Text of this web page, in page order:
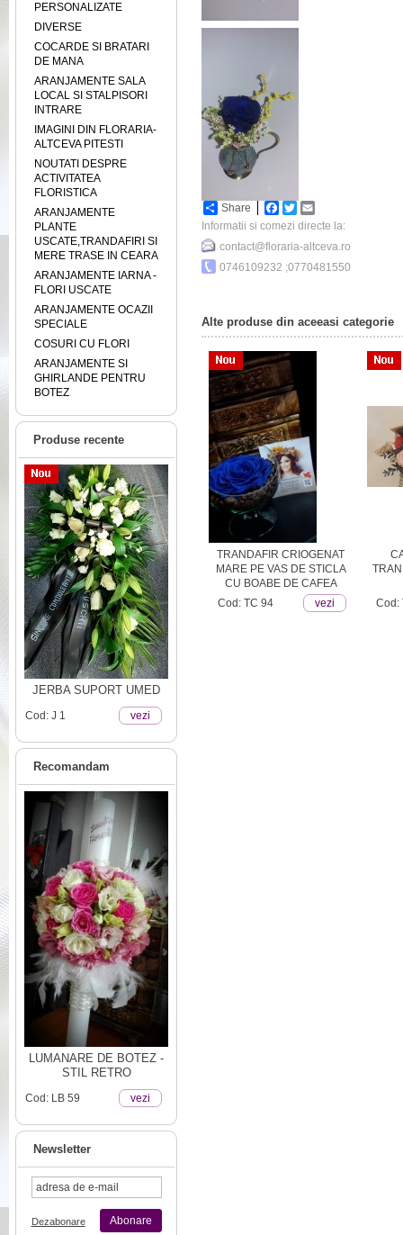
PERSONALIZATE
DIVERSE
COCARDE SI BRATARI
DE MANA
ARANJAMENTE SALA
LOCAL SI STALPISORI
INTRARE
IMAGINI DIN FLORARIA-
ALTCEVA PITESTI
NOUTATI DESPRE
ACTIVITATEA
FLORISTICA
ARANJAMENTE
PLANTE
USCATE,TRANDAFIRI SI
MERE TRASE IN CEARA
ARANJAMENTE IARNA -
FLORI USCATE
ARANJAMENTE OCAZII
SPECIALE
COSURI CU FLORI
ARANJAMENTE SI
GHIRLANDE PENTRU
BOTEZ
Produse recente
JERBA SUPORT UMED
Cod: J 1 vezi
Recomandam
LUMANARE DE BOTEZ -
STIL RETRO
Cod: LB 59 vezi
Newsletter
Abonare
Dezabonare
Share Facebook
Twitter
Informatii si comezi directe la:
contact@floraria-altceva.ro
0746109232 ;0770481550
Alte produse din aceeasi categorie
TRANDAFIRI CRIOGENATI -
COCARDE
Cod: TC2 vezi
TRANDAFIR CRIOGENAT
MARE PE VAS DE STICLA
CU BOABE DE CAFEA
Cod: TC 94
vezi Cod: